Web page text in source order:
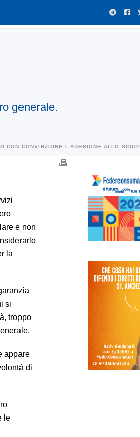
generale.
CON CONVINZIONE L’ADESIONE ALLO
e non
la
si
troppo
appare
di
le